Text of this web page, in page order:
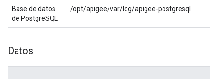
Base de datos
de PostgreSQL
/opt/apigee/var/log/apigee-postgresql
Datos